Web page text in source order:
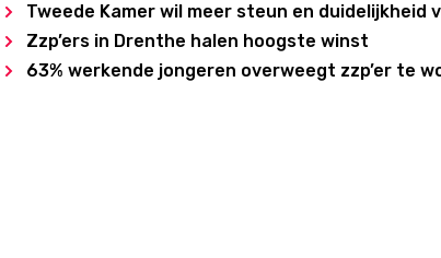
Tweede Kamer wil meer steun en duidelijkheid
Zzp’ers in Drenthe halen hoogste winst
63% werkende jongeren overweegt zzp’er te